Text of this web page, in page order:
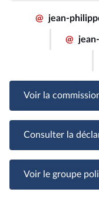
@ jean-
@
Voir la
Consulter la
Voir le groupe